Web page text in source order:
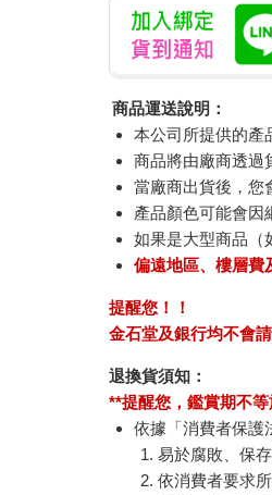
商品運送說明：
本公司所提供的產
商品將由廠商透過
當廠商出貨後，您
產品顏色可能會因
如果是大型商品（
偏遠地區、樓層費
提醒您！！
金石堂及銀行均不會
退換貨須知：
**提醒您，鑑賞期不
依據「消費者保護
易於腐敗、保
依消費者要求